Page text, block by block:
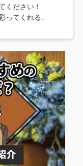
ください！
ってくれる、